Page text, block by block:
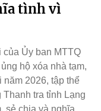
tình vì
Ủy ban MTTQ
hộ xóa nhà tạm,
năm 2026, tập thể
tra tỉnh Lạng